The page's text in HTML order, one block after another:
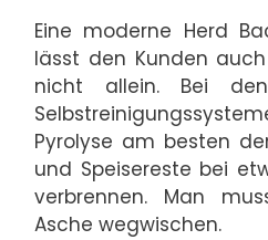
Eine moderne Herd
lässt den Kunden
nicht allein. Bei den
Pyrolyse am besten
und Speisereste bei
verbrennen. Man
Asche wegwischen.